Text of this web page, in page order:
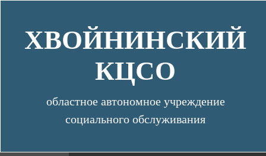
contentХВОЙНИНСКИЙ
КЦСО
областное автономное учреждение
социального обслуживания